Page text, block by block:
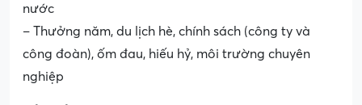
nước
– Thưởng năm, du lịch hè, chính sách (công ty và
công đoàn), ốm đau, hiếu hỷ, môi trường chuyên
nghiệp